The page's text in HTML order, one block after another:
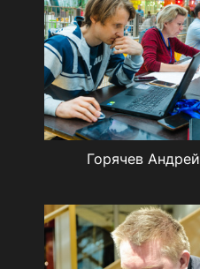
Горячев Андрей